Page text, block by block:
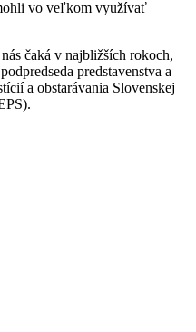
vo veľkom využívať
čaká v najbližších rokoch,
predstavenstva a
a obstarávania Slovenskej